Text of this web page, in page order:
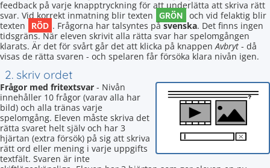
feedback på varje knapptryckning för att underlätta att skriva rätt
svar. Vid korrekt inmatning blir texten GRÖN och vid felaktig blir
texten
RÖD . Frågorna har talsyntes påsvenska. Det finns ingen
tidsgräns. När eleven skrivit alla rätta svar har spelomgången
klarats. Är det för svårt går det att klicka på knappenAvbryt - då
visas de rätta svaren - och spelaren får försöka klara nivån igen.
2. skriv ordet
Frågor med fritextsvar - Nivån
innehåller 10 frågor (varav alla har
bild) och alla tränas varje
spelomgång. Eleven måste skriva det
rätta svaret helt själv och har 3
hjärtan (extra försök) på sig att skriva
rätt ord eller mening i varje uppgifts
textfält. Svaren är inte